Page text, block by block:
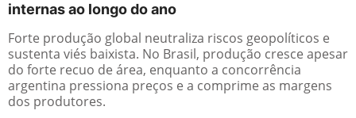
internas ao longo do ano
Forte produção global neutraliza riscos geopolíticos e
sustenta viés baixista. No Brasil, produção cresce apesar
do forte recuo de área, enquanto a concorrência
argentina pressiona preços e a comprime as margens
dos produtores.